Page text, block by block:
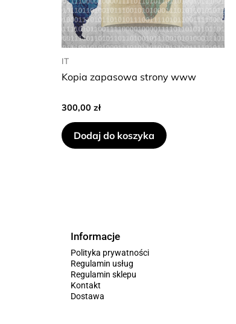
IT
Kopia zapasowa strony www
300,00 zł
Dodaj do koszyka
Informacje
Polityka prywatności
Regulamin usług
Regulamin sklepu
Kontakt
Dostawa